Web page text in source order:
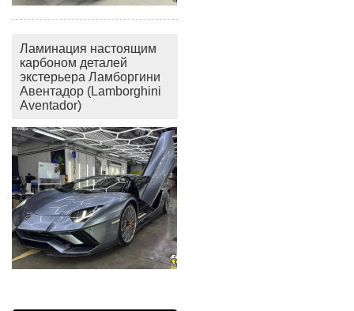
Ламинация настоящим
карбоном деталей
экстерьера Ламборгини
Авентадор (Lamborghini
Aventador)